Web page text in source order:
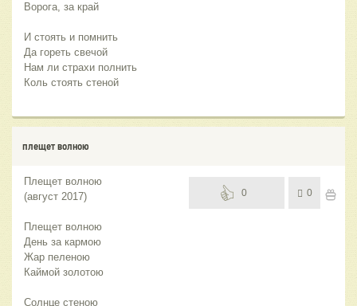
Ворога, за край
И стоять и помнить
Да гореть свечой
Нам ли страхи полнить
Коль стоять стеной
плещет волною
Плещет волною
(август 2017)
Плещет волною
День за кармою
Жар пеленою
Каймой золотою
Солнце стеною
0 0